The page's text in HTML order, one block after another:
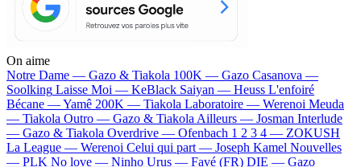
On aime
Notre Dame — Gazo & Tiakola 100K — Gazo Casanova —
Soolking Laisse Moi — KeBlack Saiyan — Heuss L'enfoiré
Bécane —Yamê 200K — Tiakola Laboratoire — Werenoi Meuda
— Tiakola Outro — Gazo & Tiakola Ailleurs — Josman Interlude
— Gazo & Tiakola Overdrive — Ofenbach 1 2 3 4 — ZOKUSH
La League — Werenoi Celui qui part — Joseph Kamel Nouvelles
— PLK No love — Ninho Urus — Favé (FR) DIE — Gazo